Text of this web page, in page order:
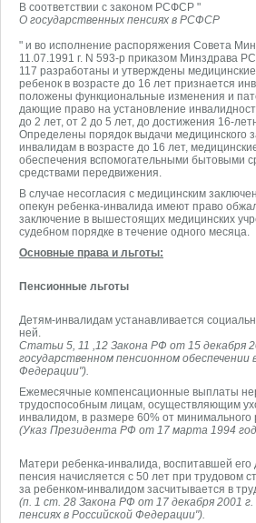
В соответствии с законом РСФСР "
О государственных пенсиях в РСФСР
" и во исполнение распоряжения Совета
11.07.1991 г. N 593-р приказом Минздрава
117 разработаны и утверждены
ребенок в возрасте до 16 лет признается
положены функциональные изменения и
дающие право на установление
до 2 лет, от 2 до 5 лет, до достижения 16-
Определены порядок выдачи медицинского
инвалидам в возрасте до 16 лет,
обеспечения вспомогательными бытовыми
средствами передвижения.
В случае несогласия с медицинским
опекун ребенка-инвалида имеют право
заключение в вышестоящих медицинских
судебном порядке в течение одного месяца.
Основные права и льготы:
Пенсионные льготы
Детям-инвалидам устанавливается
ней.
Статьи 5, 11 ,12 Закона РФ от 15 декабря
государственном пенсионном обеспечении
Федерации").
Ежемесячные компенсационные выплаты
трудоспособным лицам, осуществляющим
инвалидом, в размере 60% от
(Указ Президента РФ от 17 марта 1994
Матери ребенка-инвалида, воспитавшей его
пенсия начисляется с 50 лет при трудовом
за ребенком-инвалидом засчитывается в
(п. 1 ст. 28 Закона РФ от 17 декабря 2001
пенсиях в Российской Федерации").